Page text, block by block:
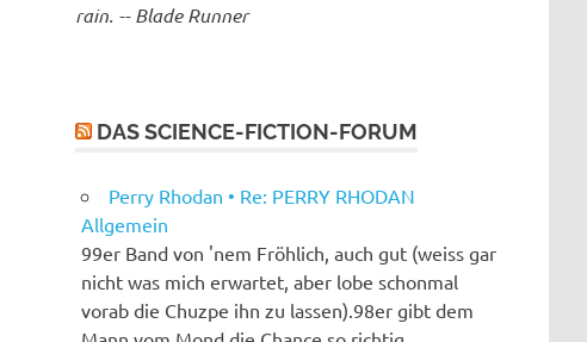
rain. -- Blade Runner
DAS SCIENCE-FICTION-FORUM
Perry Rhodan • Re: PERRY RHODAN
Allgemein
99er Band von 'nem Fröhlich, auch gut (weiss gar
nicht was mich erwartet, aber lobe schonmal
vorab die Chuzpe ihn zu lassen).98er gibt dem